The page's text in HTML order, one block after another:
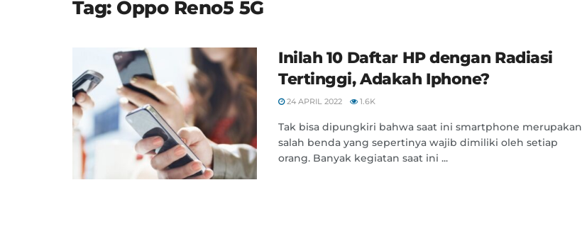
Tag: Oppo Reno5 5G
Inilah 10 Daftar HP dengan Radiasi
Tertinggi, Adakah Iphone?
24 APRIL 2022 1.6K
Tak bisa dipungkiri bahwa saat ini smartphone merupakan
salah benda yang sepertinya wajib dimiliki oleh setiap
orang. Banyak kegiatan saat ini ...